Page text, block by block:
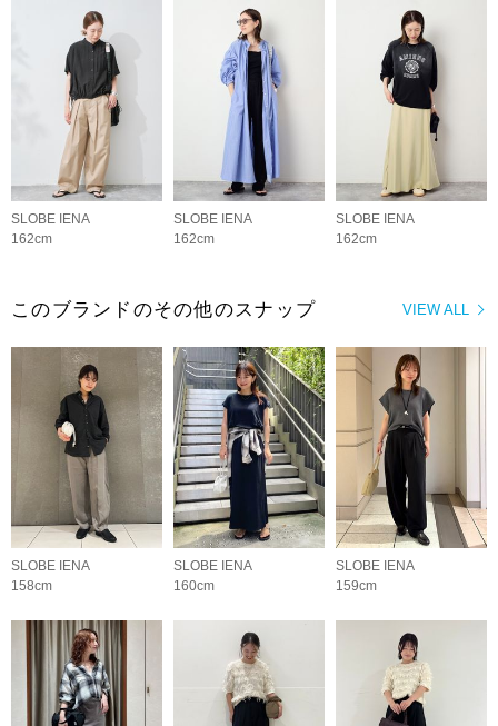
SLOBE IENA
162cm
SLOBE IENA
162cm
SLOBE IENA
162cm
VIEW ALL
このブランドのその他のスナップ
SLOBE IENA
158cm
SLOBE IENA
160cm
SLOBE IENA
159cm